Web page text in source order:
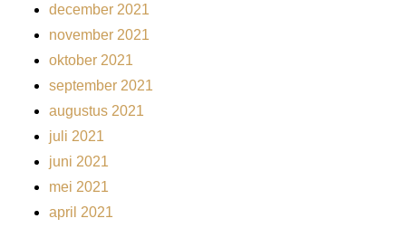
december 2021
november 2021
oktober 2021
september 2021
augustus 2021
juli 2021
juni 2021
mei 2021
april 2021